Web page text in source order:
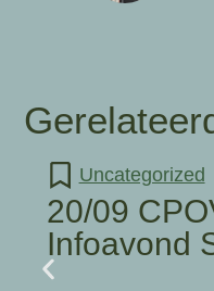
Uncategorized
20/09
Infoavond